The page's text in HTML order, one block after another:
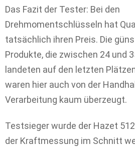
Das Fazit der Tester: Bei den
Drehmomentschlüsseln hat
tatsächlich ihren Preis. Die
Produkte, die zwischen 24 und
landeten auf den letzten
waren hier auch von der
Verarbeitung kaum überzeugt.
Testsieger wurde der Hazet
der Kraftmessung im Schnitt